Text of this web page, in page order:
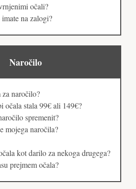
očali?
na zalogi?
Naročilo
naročilo?
očala stala 99€ ali 149€?
spremenit?
mojega naročila?
kot darilo za nekoga drugega?
prejmem očala?